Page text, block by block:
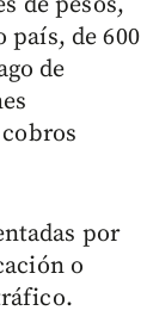
de 600
de
por
o